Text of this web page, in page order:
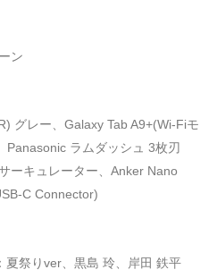
ン
グレー、Galaxy Tab A9+(Wi-Fiモ
ラムダッシュ 3枚刃
ーキュレーター、Anker Nano
C Connector)
祭りver、黒島 玲、岸田 鉄平